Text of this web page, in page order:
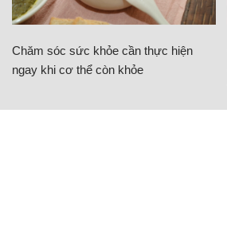
Chăm sóc sức khỏe cần thực hiện
ngay khi cơ thể còn khỏe